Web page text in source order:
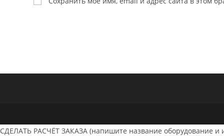
или
СДЕЛАТЬ РАСЧЁТ ЗАКАЗА (напишите название оборудование и